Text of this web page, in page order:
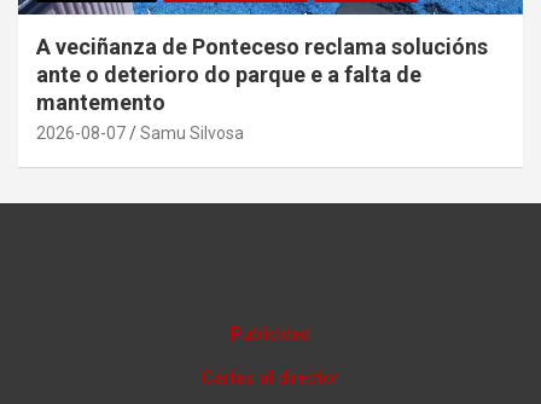
A veciñanza de Ponteceso reclama solucións
ante o deterioro do parque e a falta de
mantemento
2026-08-07 Samu Silvosa
Publicidad
Cartas al director